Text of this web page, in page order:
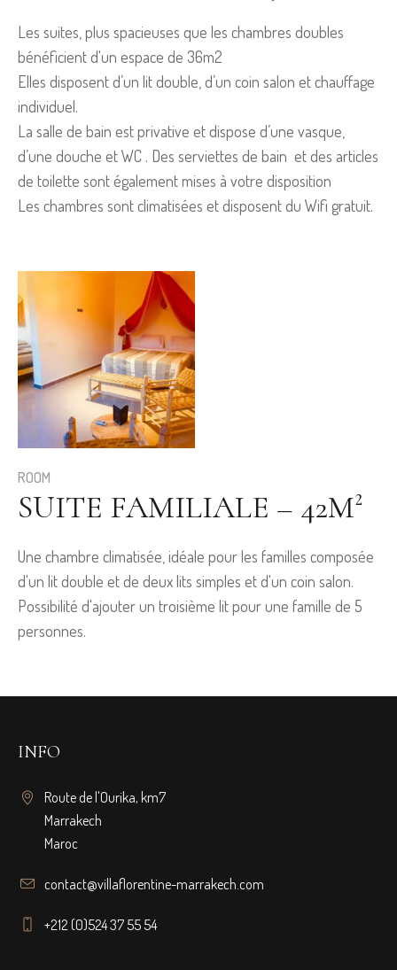
Les suites, plus spacieuses que les chambres doubles
bénéficient d'un espace de 36m2
Elles disposent d’un lit double, d’un coin salon et chauffage
individuel.
La salle de bain est privative et dispose d’une vasque,
d’une douche et WC . Des serviettes de bain et des articles
de toilette sont également mises à votre disposition
Les chambres sont climatisées et disposent du Wifi gratuit.
ROOM
SUITE FAMILIALE – 42M²
Une chambre climatisée, idéale pour les familles composée
d'un lit double et de deux lits simples et d'un coin salon.
Possibilité d'ajouter un troisième lit pour une famille de 5
personnes.
INFO
Route de l'Ourika, km7
Marrakech
Maroc
contact@villaflorentine-marrakech.com
+212 (0)524 37 55 54